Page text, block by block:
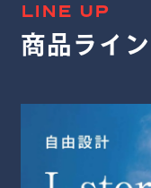
LINE UP
商品ライ